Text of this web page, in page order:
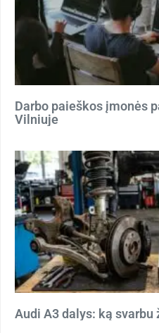
Darbo paieškos įmonės
Vilniuje
Audi A3 dalys: ką